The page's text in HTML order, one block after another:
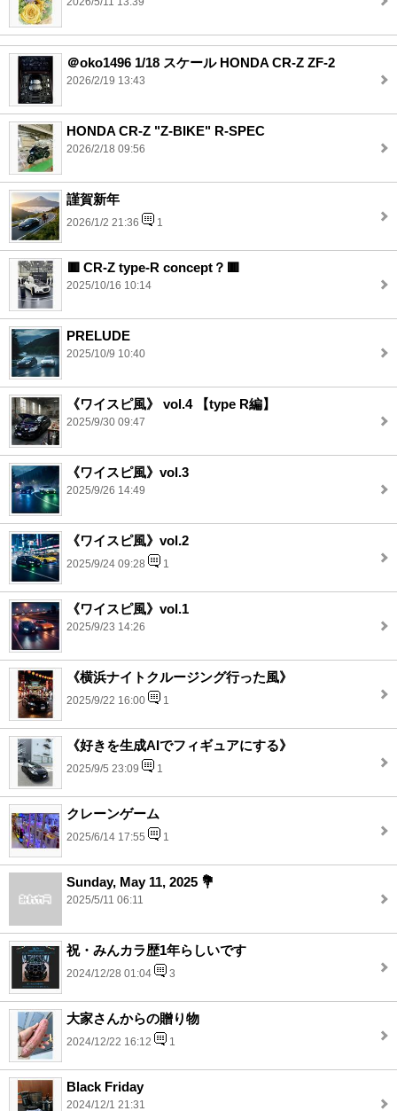
＠oko1496 1/18 スケール HONDA CR-Z ZF-2
2026/2/19 13:43
HONDA CR-Z "Z-BIKE" R-SPEC
2026/2/18 09:56
謹賀新年
2026/1/2 21:36 1
🟥 CR-Z type-R concept？🟥
2025/10/16 10:14
PRELUDE
2025/10/9 10:40
《ワイスピ風》 vol.4 【type R編】
2025/9/30 09:47
《ワイスピ風》vol.3
2025/9/26 14:49
《ワイスピ風》vol.2
2025/9/24 09:28 1
《ワイスピ風》vol.1
2025/9/23 14:26
《横浜ナイトクルージング行った風》
2025/9/22 16:00 1
《好きを生成AIでフィギュアにする》
2025/9/5 23:09 1
クレーンゲーム
2025/6/14 17:55 1
Sunday, May 11, 2025 💐
2025/5/11 06:11
祝・みんカラ歴1年らしいです
2024/12/28 01:04 3
大家さんからの贈り物
2024/12/22 16:12 1
Black Friday
2024/12/1 21:31